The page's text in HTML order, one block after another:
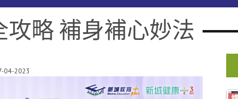
略 補身補心妙法
04-2023